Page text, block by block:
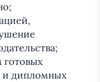
готовых
и дипломных